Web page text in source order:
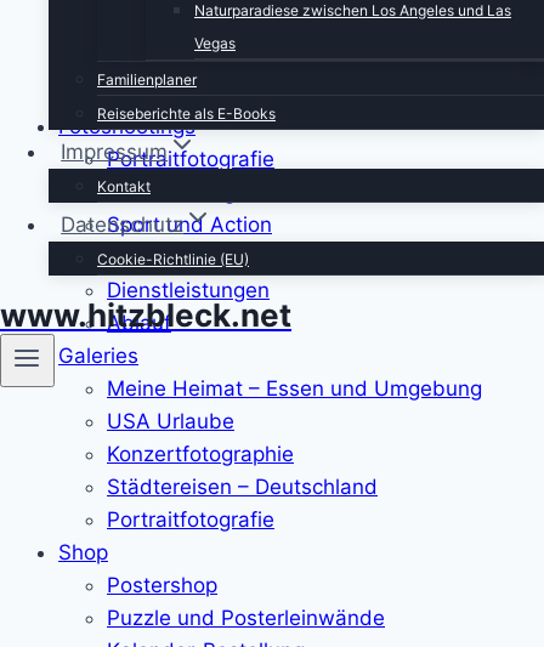
Naturparadiese zwischen Los Angeles und Las
Vegas
Familienplaner
Reiseberichte als E-Books
Impressum
Kontakt
Datenschutz
Cookie-Richtlinie (EU)
www.hitzbleck.net
Dresden und Umgebung, zweiter
Besuch März 2014
Fotoshootings
Portraitfotografie
Paarshootings
Sport und Action
Footoshootings – Andere Motive
Dienstleistungen
Ablauf
Galeries
Meine Heimat – Essen und Umgebung
USA Urlaube
Konzertfotographie
Städtereisen – Deutschland
Portraitfotografie
Shop
Postershop
Puzzle und Posterleinwände